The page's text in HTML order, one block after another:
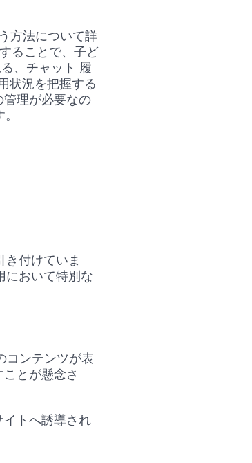
方法について詳
ることで、子ど
、チャット 履
状況を把握する
理が必要なの
付けていま
において特別な
コンテンツが表
とが懸念さ
トへ誘導され